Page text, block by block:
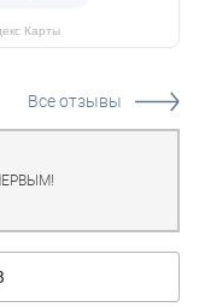
Карты
Все отзывы